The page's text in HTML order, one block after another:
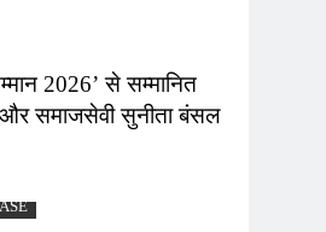
2026’ से सम्मानित
और समाजसेवी सुनीता बंसल